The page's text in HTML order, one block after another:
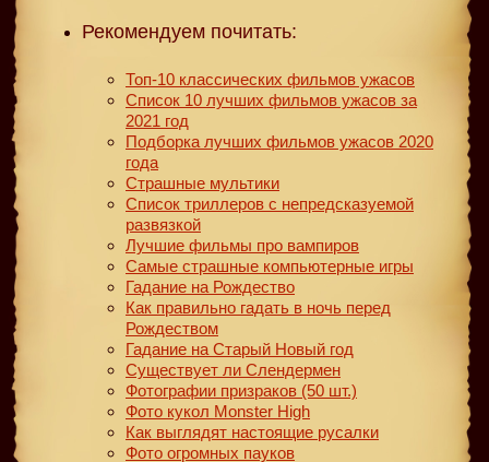
Рекомендуем почитать:
Топ-10 классических фильмов ужасов
Список 10 лучших фильмов ужасов за
2021 год
Подборка лучших фильмов ужасов 2020
года
Страшные мультики
Список триллеров с непредсказуемой
развязкой
Лучшие фильмы про вампиров
Самые страшные компьютерные игры
Гадание на Рождество
Как правильно гадать в ночь перед
Рождеством
Гадание на Старый Новый год
Существует ли Слендермен
Фотографии призраков (50 шт.)
Фото кукол Monster High
Как выглядят настоящие русалки
Фото огромных пауков